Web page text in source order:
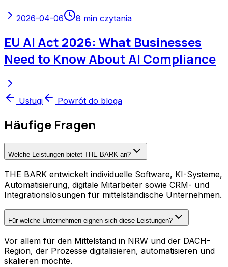
2026-04-06 8 min czytania
EU AI Act 2026: What Businesses
Need to Know About AI Compliance
Usługi Powrót do bloga
Häufige Fragen
Welche Leistungen bietet THE BARK an?
THE BARK entwickelt individuelle Software, KI-Systeme,
Automatisierung, digitale Mitarbeiter sowie CRM- und
Integrationslösungen für mittelständische Unternehmen.
Für welche Unternehmen eignen sich diese Leistungen?
Vor allem für den Mittelstand in NRW und der DACH-
Region, der Prozesse digitalisieren, automatisieren und
skalieren möchte.